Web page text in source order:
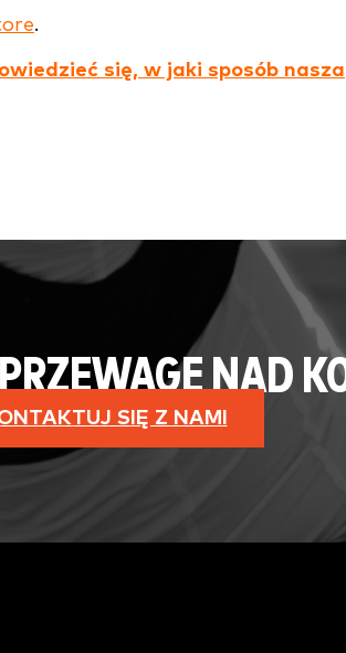
.
się, w jaki sposób nasza
NAD
SIĘ Z NAMI